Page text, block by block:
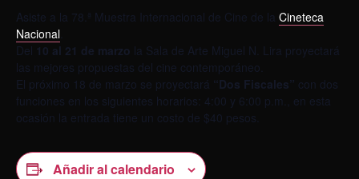
Asiste a la 78.ª Muestra Internacional de Cine de la Cineteca
Nacional
Del 10 al 21 de marzo la Sala de Arte Miguel N. Lira proyectará
las mejores propuestas del cine contemporáneo.
El próximo 18 de marzo se proyectará “Dos Fiscales” con dos
funciones en los siguientes horarios: 4:00 y 6:00 p.m., en esta
ocasión la entrada tiene un costo de $40 pesos.
Añadir al calendario